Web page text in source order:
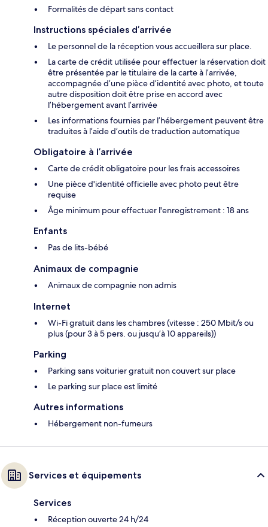
Formalités de départ sans contact
Instructions spéciales d’arrivée
Le personnel de la réception vous accueillera sur place.
La carte de crédit utilisée pour effectuer la réservation doit
être présentée par le titulaire de la carte à l’arrivée,
accompagnée d’une pièce d’identité avec photo, et toute
autre disposition doit être prise en accord avec
l’hébergement avant l’arrivée
Les informations fournies par l’hébergement peuvent être
traduites à l’aide d’outils de traduction automatique
Obligatoire à l’arrivée
Carte de crédit obligatoire pour les frais accessoires
Une pièce d'identité officielle avec photo peut être
requise
Âge minimum pour effectuer l'enregistrement : 18 ans
Enfants
Pas de lits-bébé
Animaux de compagnie
Animaux de compagnie non admis
Internet
Wi-Fi gratuit dans les chambres (vitesse : 250 Mbit/s ou
plus (pour 3 à 5 pers. ou jusqu’à 10 appareils))
Parking
Parking sans voiturier gratuit non couvert sur place
Le parking sur place est limité
Autres informations
Hébergement non-fumeurs
Services et équipements
Services
Réception ouverte 24 h/24